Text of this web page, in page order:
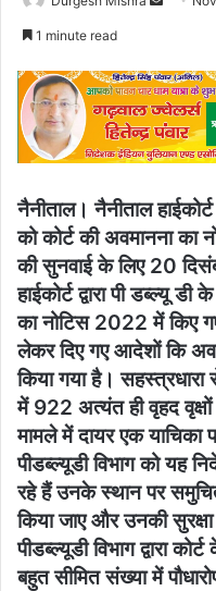
1 minute read
नैनीताल। नैनीताल
को कोर्ट की अवमानना का
की सुनवाई के लिए 20
हाईकोर्ट द्वारा पी डब्ल्यू
का नोटिस 2022 में किए
लेकर दिए गए आदेशों कि
किया गया है।
में 922 अत्यंत ही वृहद
मामले में दायर एक याचिका
पीडब्ल्यूडी विभाग को यह
रहे हैं उनके स्थान पर
किया जाए और उनकी
पीडब्ल्यूडी विभाग द्वारा
बहुत सीमित संख्या में